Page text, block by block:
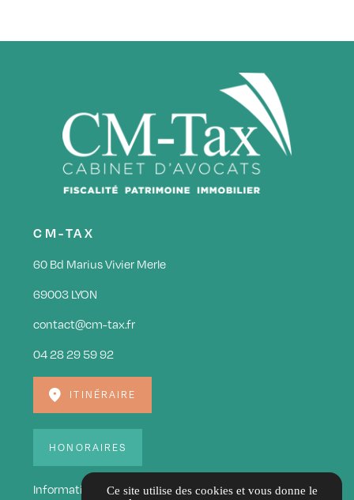
CM-TAX
60 Bd Marius Vivier Merle
69003 LYON
contact@cm-tax.fr
04 28 29 59 92
ITINÉRAIRE
HONORAIRES
Informations complémentaires
Ce site utilise des cookies et vous donne le